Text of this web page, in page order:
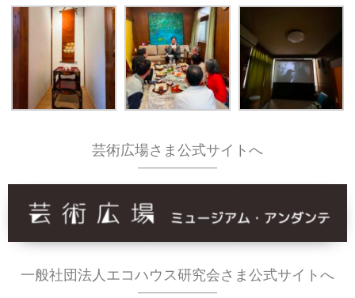
芸術広場さま公式サイトへ
一般社団法人エコハウス研究会さま公式サイトへ